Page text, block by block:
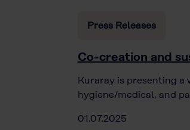
Press Releases
Co-creation and
Kuraray is presenting
hygiene/medical, and
01.07.2025